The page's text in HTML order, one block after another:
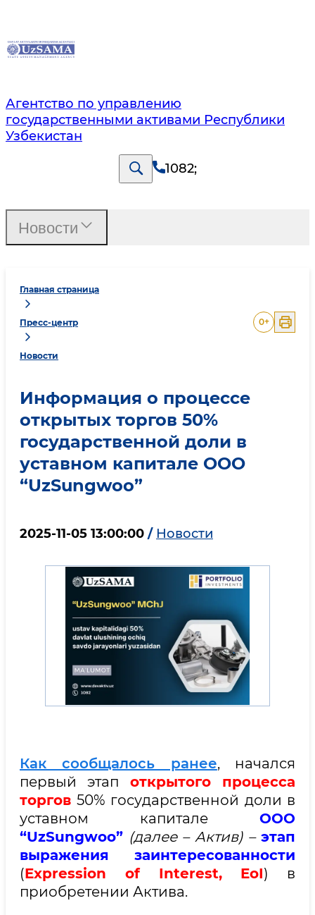
Агентство по управлению
государственными активами Республики
Узбекистан
1082;
Главная страница
Пресс-центр
Новости
0+
Информация о процессе
открытых торгов 50%
государственной доли в
уставном капитале ООО
“UzSungwoo”
2025-11-05 13:00:00 / Новости
Как сообщалось ранее, начался
первый этап открытого процесса
торгов 50% государственной доли в
уставном капитале ООО
“UzSungwoo” (далее – Актив) – этап
выражения заинтересованности
(Expression of Interest, EoI) в
приобретении Актива.
Новости